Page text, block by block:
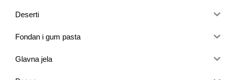
Deserti
Fondan i gum pasta
Glavna jela